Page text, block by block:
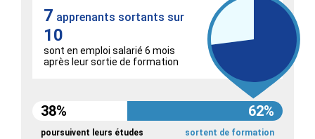
7 apprenants sortants sur
10
sont en emploi salarié 6 mois
après leur sortie de formation
38% 62%
poursuivent leurs études
sortent de formation